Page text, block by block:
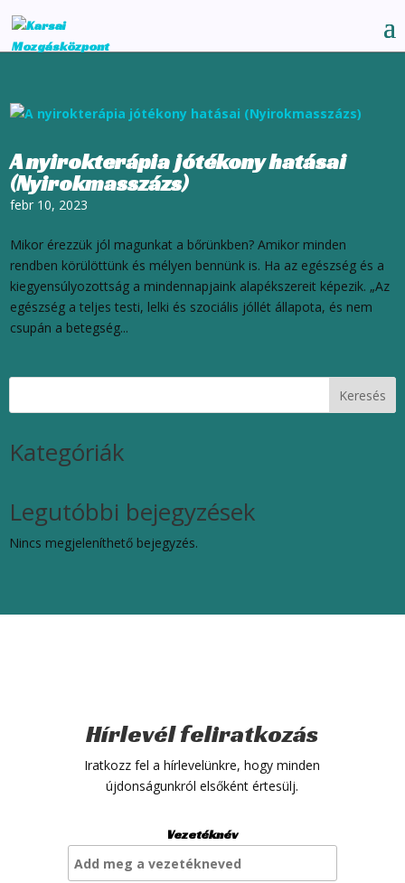
A nyirokterápia jótékony hatásai
(Nyirokmasszázs)
febr 10, 2023
Mikor érezzük jól magunkat a bőrünkben? Amikor minden
rendben körülöttünk és mélyen bennünk is. Ha az egészség és a
kiegyensúlyozottság a mindennapjaink alapékszereit képezik. „Az
egészség a teljes testi, lelki és szociális jóllét állapota, és nem
csupán a betegség...
Keresés
Kategóriák
Legutóbbi bejegyzések
Nincs megjeleníthető bejegyzés.
Hírlevél feliratkozás
Iratkozz fel a hírlevelünkre, hogy minden
újdonságunkról elsőként értesülj.
Vezetéknév